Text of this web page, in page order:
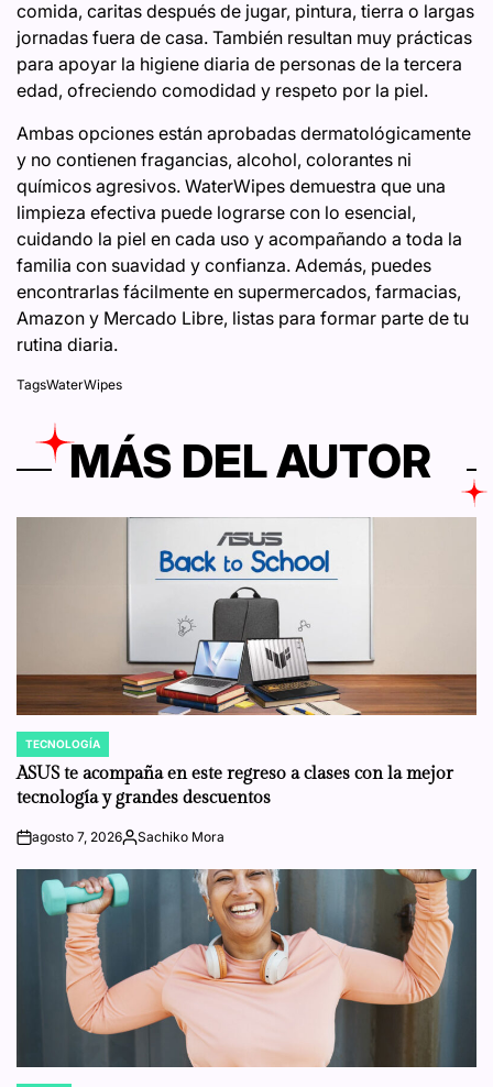
comida, caritas después de jugar, pintura, tierra o largas
jornadas fuera de casa. También resultan muy prácticas
para apoyar la higiene diaria de personas de la tercera
edad, ofreciendo comodidad y respeto por la piel.
Ambas opciones están aprobadas dermatológicamente
y no contienen fragancias, alcohol, colorantes ni
químicos agresivos. WaterWipes demuestra que una
limpieza efectiva puede lograrse con lo esencial,
cuidando la piel en cada uso y acompañando a toda la
familia con suavidad y confianza. Además, puedes
encontrarlas fácilmente en supermercados, farmacias,
Amazon y Mercado Libre, listas para formar parte de tu
rutina diaria.
TagsWaterWipes
MÁS DEL AUTOR
POSTED
IN
TECNOLOGÍA
ASUS te acompaña en este regreso a clases con la mejor
tecnología y grandes descuentos
onagosto 7, 2026Posted
Sachiko Mora